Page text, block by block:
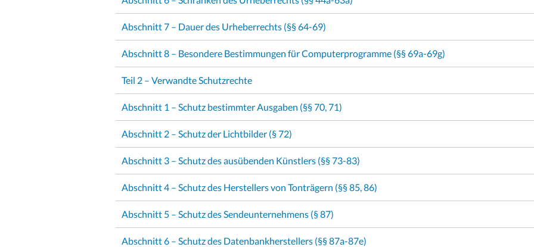
Abschnitt 7 – Dauer des Urheberrechts (§§ 64-69)
Abschnitt 8 – Besondere Bestimmungen für Computerprogramme (§§ 69a-69g)
Teil 2 – Verwandte Schutzrechte
Abschnitt 1 – Schutz bestimmter Ausgaben (§§ 70, 71)
Abschnitt 2 – Schutz der Lichtbilder (§ 72)
Abschnitt 3 – Schutz des ausübenden Künstlers (§§ 73-83)
Abschnitt 4 – Schutz des Herstellers von Tonträgern (§§ 85, 86)
Abschnitt 5 – Schutz des Sendeunternehmens (§ 87)
Abschnitt 6 – Schutz des Datenbankherstellers (§§ 87a-87e)